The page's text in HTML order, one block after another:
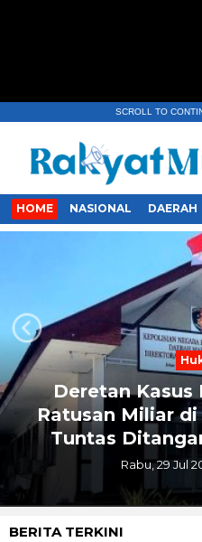
SCROLL TO
HOME NASIONAL DAERAH
Ditreskrimsus
Senyapkan
Selasa, 28 Jul
Previous
BERITA TERKINI